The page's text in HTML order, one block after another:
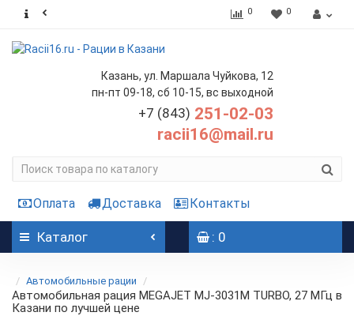
0 0
Казань, ул. Маршала Чуйкова, 12
пн-пт 09-18, сб 10-15, вс выходной
+7 (843) 251-02-03
racii16@mail.ru
Оплата Доставка Контакты
Каталог : 0
Автомобильные рации
Автомобильная рация MEGAJET MJ-3031M TURBO, 27 МГц в
Казани по лучшей цене